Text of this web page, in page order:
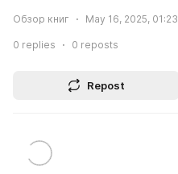
Обзор книг May 16, 2025, 01:23
0 replies 0 reposts
Repost